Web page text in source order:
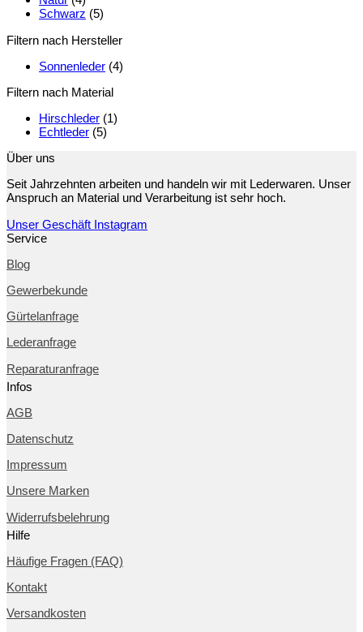
Schwarz (5)
Filtern nach Hersteller
Sonnenleder (4)
Filtern nach Material
Hirschleder (1)
Echtleder (5)
Über uns
Seit Jahrzehnten arbeiten und handeln wir mit Lederwaren. Unser
Anspruch an Material und Verarbeitung ist sehr hoch.
Unser Geschäft Instagram
Service
Blog
Gewerbekunde
Gürtelanfrage
Lederanfrage
Reparaturanfrage
Infos
AGB
Datenschutz
Impressum
Unsere Marken
Widerrufsbelehrung
Hilfe
Häufige Fragen (FAQ)
Kontakt
Versandkosten